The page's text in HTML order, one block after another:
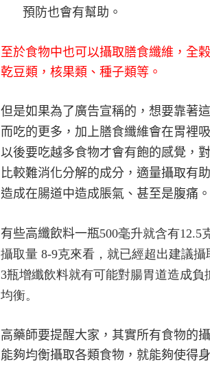
預防也會有幫助。
至於食物中也可以攝取膳食纖維，全
乾豆類，核果類、種子類等。
但是如果為了廣告宣稱的，想要靠著
而吃的更多，加上膳食纖維會在胃裡
以後要吃越多食物才會有飽的感覺，
比較難消化分解的成分，適量攝取有
造成在腸道中造成脹氣、甚至是腹痛。
有些高纖飲料一瓶500毫升就含有12.5
攝取量 8-9克來看，就已經超出建議
3瓶增纖飲料就有可能對腸胃道造成
均衡。
高藥師要提醒大家，其實所有食物的
能夠均衡攝取各類食物，就能夠使得